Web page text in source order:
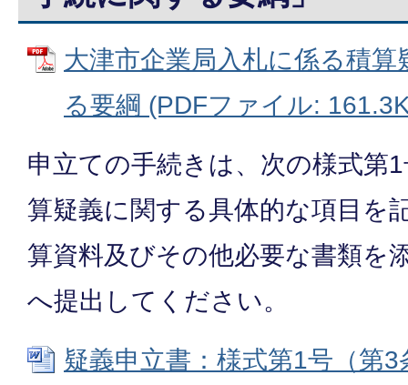
大津市企業局入札に係る積
る要綱 (PDFファイル:
申立ての手続きは、次の様式第
算疑義に関する具体的な項目を
算資料及びその他必要な書類を
へ提出してください。
疑義申立書：様式第1号（第